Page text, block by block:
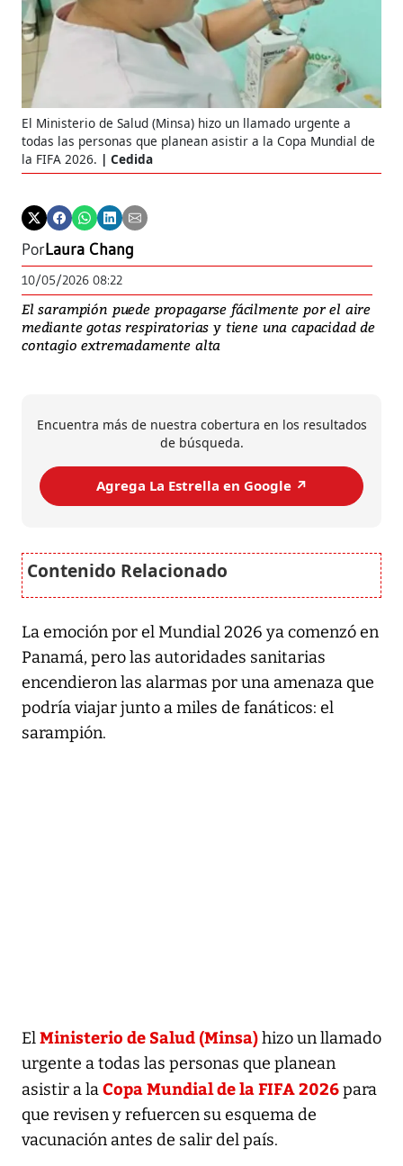
El Ministerio de Salud (Minsa) hizo un llamado urgente a
todas las personas que planean asistir a la Copa Mundial de
la FIFA 2026.
Cedida
PorLaura Chang
10/05/2026 08:22
El sarampión puede propagarse fácilmente por el aire
mediante gotas respiratorias y tiene una capacidad de
contagio extremadamente alta
Encuentra más de nuestra cobertura en los resultados
de búsqueda.
Agrega La Estrella en Google ↗️
La emoción por el Mundial 2026 ya comenzó en
Panamá, pero las autoridades sanitarias
encendieron las alarmas por una amenaza que
podría viajar junto a miles de fanáticos: el
sarampión.
ElMinisterio de Salud (Minsa)hizo un llamado
urgente a todas las personas que planean
asistir a laCopa Mundial de la FIFA 2026para
que revisen y refuercen su esquema de
vacunación antes de salir del país.